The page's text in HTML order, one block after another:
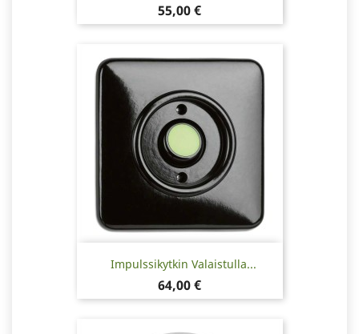
Hinta
55,00 €
Impulssikytkin Valaistulla...
Hinta
64,00 €